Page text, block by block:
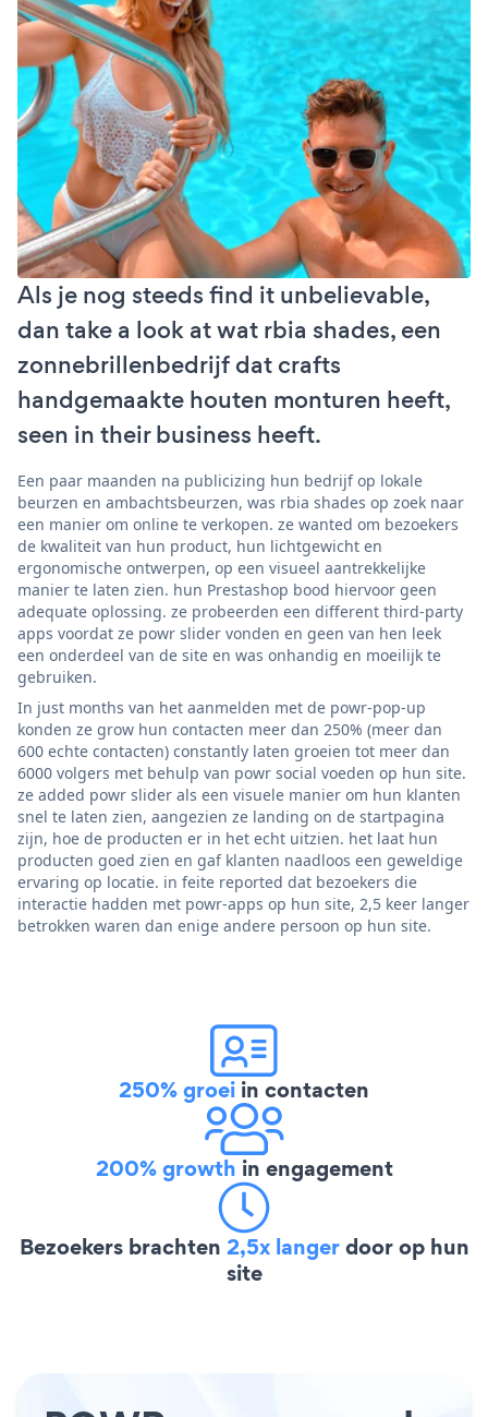
Als je nog steeds find it unbelievable,
dan take a look at wat rbia shades, een
zonnebrillenbedrijf dat crafts
handgemaakte houten monturen heeft,
seen in their business heeft.
Een paar maanden na publicizing hun bedrijf op lokale
beurzen en ambachtsbeurzen, was rbia shades op zoek naar
een manier om online te verkopen. ze wanted om bezoekers
de kwaliteit van hun product, hun lichtgewicht en
ergonomische ontwerpen, op een visueel aantrekkelijke
manier te laten zien. hun Prestashop bood hiervoor geen
adequate oplossing. ze probeerden een different third-party
apps voordat ze powr slider vonden en geen van hen leek
een onderdeel van de site en was onhandig en moeilijk te
gebruiken.
In just months van het aanmelden met de powr-pop-up
konden ze grow hun contacten meer dan 250% (meer dan
600 echte contacten) constantly laten groeien tot meer dan
6000 volgers met behulp van powr social voeden op hun site.
ze added powr slider als een visuele manier om hun klanten
snel te laten zien, aangezien ze landing on de startpagina
zijn, hoe de producten er in het echt uitzien. het laat hun
producten goed zien en gaf klanten naadloos een geweldige
ervaring op locatie. in feite reported dat bezoekers die
interactie hadden met powr-apps op hun site, 2,5 keer langer
betrokken waren dan enige andere persoon op hun site.
250% groei in contacten
200% growth in engagement
Bezoekers brachten 2,5x langerdoor op hun
site